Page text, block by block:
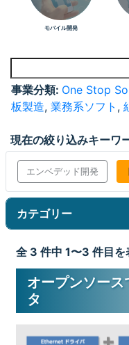
モバイル開発
事業分類: One Stop
板製造, 業務系ソフト ,
現在の絞り込みキーワ
エンベデッド開発
カテゴリー
全 3 件中 1〜3 件目を
オープンソー
タ